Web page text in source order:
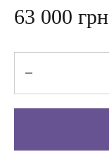
63 000 грн